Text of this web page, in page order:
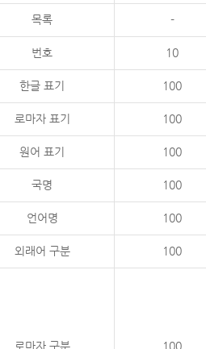
목록 -
번호 10
한글 표기 100
로마자 표기 100
원어 표기 100
국명 100
언어명 100
외래어 구분 100
로마자 구분 100